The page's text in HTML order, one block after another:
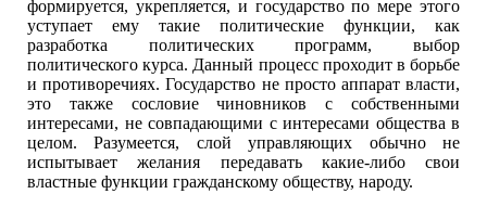
формируется, укрепляется, и государство по мере этого
уступает ему такие политические функции, как
разработка политических программ, выбор
политического курса. Данный процесс проходит в борьбе
и противоречиях. Государство не просто аппарат власти,
это также сословие чиновников с собственными
интересами, не совпадающими с интересами общества в
целом. Разумеется, слой управляющих обычно не
испытывает желания передавать какие-либо свои
властные функции гражданскому обществу, народу.